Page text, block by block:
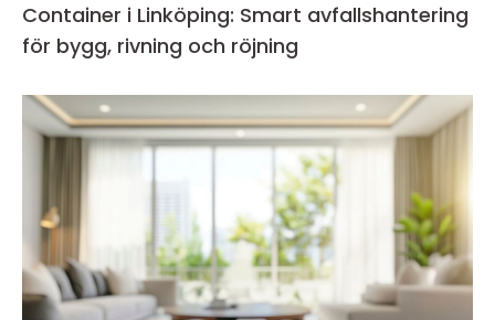
Container i Linköping: Smart avfallshantering
för bygg, rivning och röjning